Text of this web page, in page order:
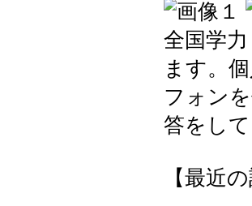
全国学
ます。
フォン
答をして
【最近